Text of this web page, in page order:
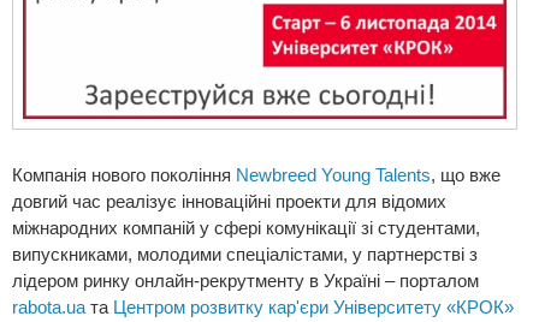
Компанія нового покоління Newbreed Young Talents, що вже
довгий час реалізує інноваційні проекти для відомих
міжнародних компаній у сфері комунікації зі студентами,
випускниками, молодими спеціалістами, у партнерстві з
лідером ринку онлайн-рекрутменту в Україні – порталом
rabota.ua та Центром розвитку кар'єри Університету «КРОК»